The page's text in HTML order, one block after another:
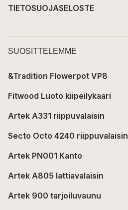
TIETOSUOJASELOSTE
SUOSITTELEMME
&Tradition Flowerpot VP8
Fitwood Luoto kiipeilykaari
Artek A331 riippuvalaisin
Secto Octo 4240 riippuvalaisin
Artek PN001 Kanto
Artek A805 lattiavalaisin
Artek 900 tarjoiluvaunu